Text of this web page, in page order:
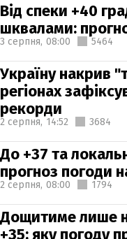
Від спеки +40
шквалами:
3 серпня, 08:00 5464
Україну накрив
регіонах
рекорди
2 серпня, 14:52 3684
До +37 та
прогноз погоди
2 серпня, 08:00 1794
Дощитиме лише
+35: яку погоду